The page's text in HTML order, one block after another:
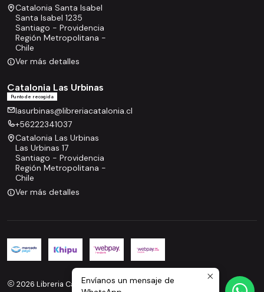
Catalonia Santa Isabel
Santa Isabel 1235
Santiago - Providencia
Región Metropolitana -
Chile
Ver más detalles
Catalonia Las Urbinas
Punto de recogida
lasurbinas@libreriacatalonia.cl
+56222341037
Catalonia Las Urbinas
Las Urbinas 17
Santiago - Providencia
Región Metropolitana -
Chile
Ver más detalles
2026 Libreria Catalonia.Envíanos un mensaje de